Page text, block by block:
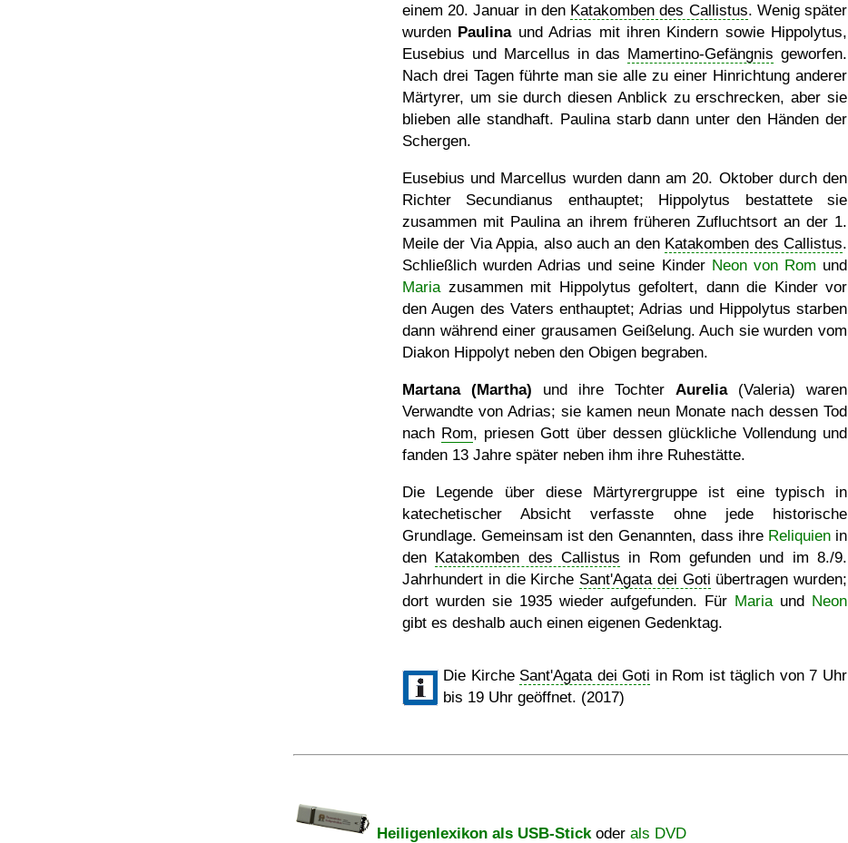
einem 20. Januar in den Katakomben des Callistus. Wenig später
wurden Paulinaund Adrias mit ihren Kindern sowie Hippolytus,
Eusebius und Marcellus in das Mamertino-Gefängnis geworfen.
Nach drei Tagen führte man sie alle zu einer Hinrichtung anderer
Märtyrer, um sie durch diesen Anblick zu erschrecken, aber sie
blieben alle standhaft. Paulina starb dann unter den Händen der
Schergen.
Eusebius und Marcellus wurden dann am 20. Oktober durch den
Richter Secundianus enthauptet; Hippolytus bestattete sie
zusammen mit Paulina an ihrem früheren Zufluchtsort an der 1.
Meile der Via Appia, also auch an den Katakomben des Callistus.
Schließlich wurden Adrias und seine Kinder Neon von Rom und
Mariazusammen mit Hippolytus gefoltert, dann die Kinder vor
den Augen des Vaters enthauptet; Adrias und Hippolytus starben
dann während einer grausamen Geißelung. Auch sie wurden vom
Diakon Hippolyt neben den Obigen begraben.
Martana (Martha) und ihre Tochter Aurelia(Valeria) waren
Verwandte von Adrias; sie kamen neun Monate nach dessen Tod
nach Rom, priesen Gott über dessen glückliche Vollendung und
fanden 13 Jahre später neben ihm ihre Ruhestätte.
Die Legende über diese Märtyrergruppe ist eine typisch in
katechetischer Absicht verfasste ohne jede historische
Grundlage. Gemeinsam ist den Genannten, dass ihre Reliquienin
den Katakomben des Callistus in Rom gefunden und im 8./9.
Jahrhundert in die Kirche Sant'Agata dei Goti übertragen wurden;
dort wurden sie 1935 wieder aufgefunden. Für Mariaund Neon
gibt es deshalb auch einen eigenen Gedenktag.
Die Kirche Sant'Agata dei Goti in Rom ist täglich von 7 Uhr
bis 19 Uhr geöffnet. (2017)
Heiligenlexikon als USB-Stickoder als DVD